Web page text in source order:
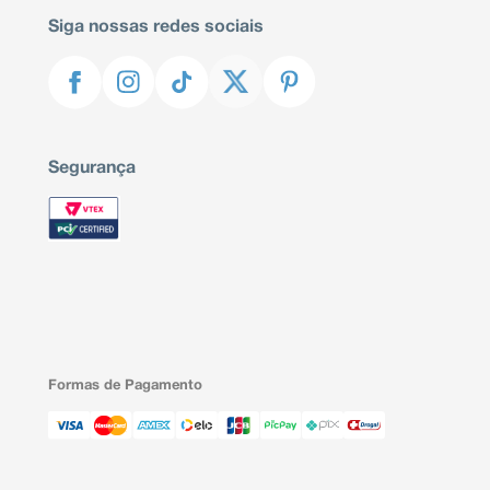
Siga nossas redes sociais
Segurança
Formas de Pagamento